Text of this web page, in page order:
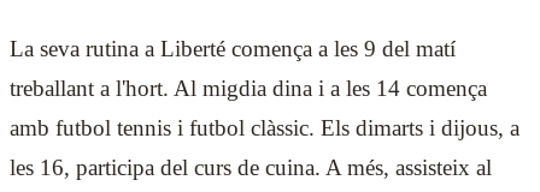
La seva rutina a Liberté comença a les 9 del matí
treballant a l'hort. Al migdia dina i a les 14 comença
amb futbol tennis i futbol clàssic. Els dimarts i dijous, a
les 16, participa del curs de cuina. A més, assisteix al